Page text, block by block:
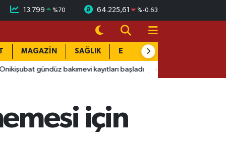
13.799 %70 64.225,61 %-0.63
MAGAZİN SAĞLIK EĞİTİM
gündüz bakımevi kayıtları başladı 16:55
için